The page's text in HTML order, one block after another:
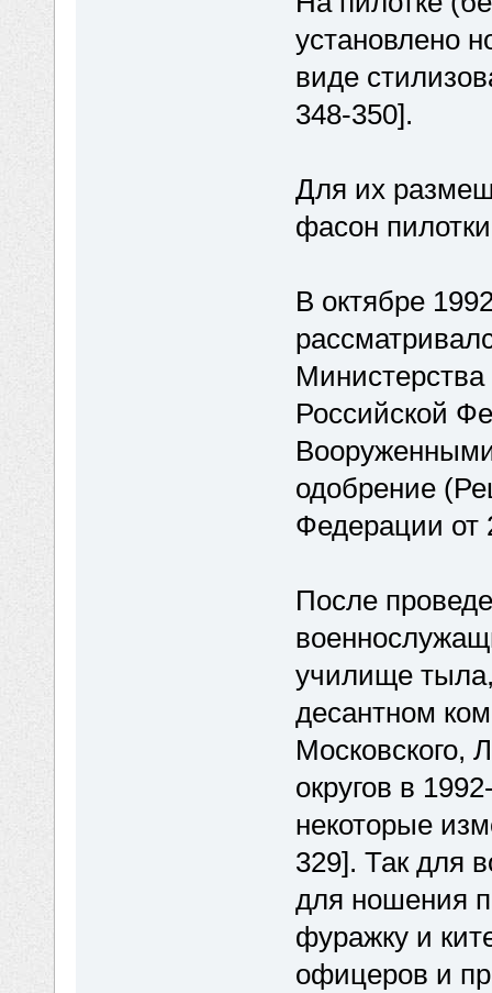
установлено
виде
348-350].
Для их
фасон
В октябре
Российской
одобрение
Федерации от
После
училище
десантном
Московского,
округов в
некоторые
329]. Так для
для ношения
фуражку и
офицеров и